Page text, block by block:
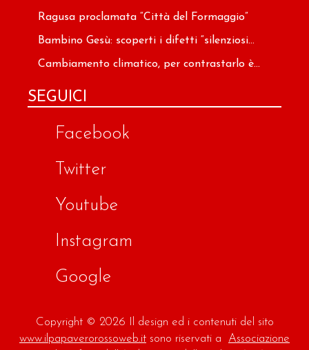
Ragusa proclamata “Città del Formaggio”
Bambino Gesù: scoperti i difetti “silenziosi...
Cambiamento climatico, per contrastarlo è...
SEGUICI
Facebook
Twitter
Youtube
Instagram
Google
Copyright © 2026 Il design ed i contenuti del sito
www.ilpapaverorossoweb.it sono riservati a Associazione